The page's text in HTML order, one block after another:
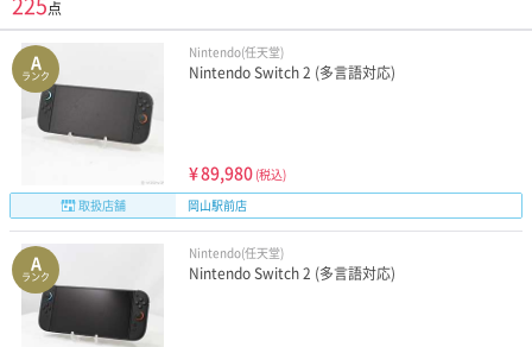
点
A
ランク
Nintendo(任天堂)
Nintendo Switch 2 (多言語対応)
¥89,980 (税込)
取扱店舗
岡山駅前店
A
ランク
Nintendo(任天堂)
Nintendo Switch 2 (多言語対応)